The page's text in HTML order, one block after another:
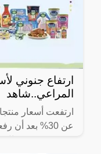
ارتفاع جنوني
المراعي..شاهد
ارتفعت أسعار
عن 30% بعد